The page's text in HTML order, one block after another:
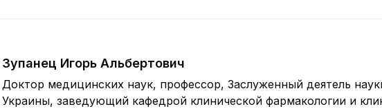
Зупанец Игорь Альбертович
Доктор медицинских наук, профессор, Заслуженный деятель
Украины, заведующий кафедрой клинической фармакологии и